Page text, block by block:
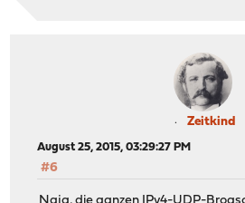
Zeitkind
August 25, 2015, 03:29:27 PM
#6